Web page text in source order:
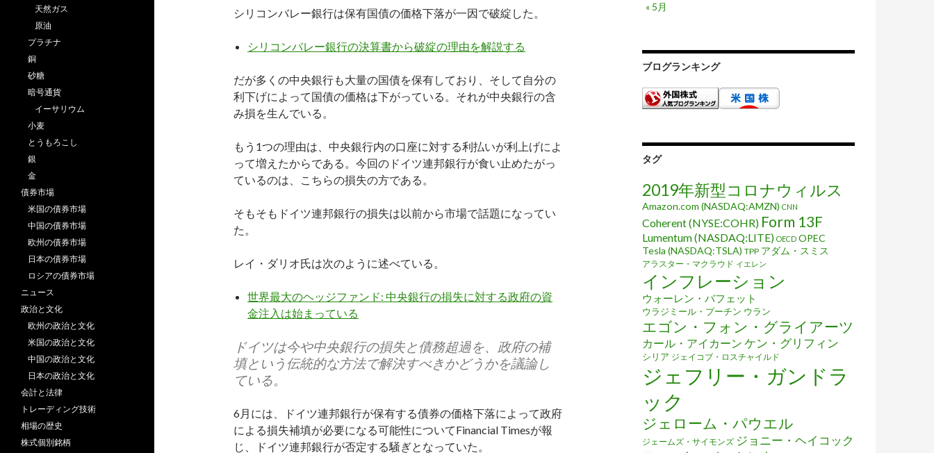
シリコンバレー銀行は保有国債の価格下落が一因で破綻した。
シリコンバレー銀行の決算書から破綻の理由を解説する
だが多くの中央銀行も大量の国債を保有しており、そして自分の
利下げによって国債の価格は下がっている。それが中央銀行の含
み損を生んでいる。
もう1つの理由は、中央銀行内の口座に対する利払いが利上げによ
って増えたからである。今回のドイツ連邦銀行が食い止めたがっ
ているのは、こちらの損失の方である。
そもそもドイツ連邦銀行の損失は以前から市場で話題になってい
た。
レイ・ダリオ氏は次のように述べている。
世界最大のヘッジファンド: 中央銀行の損失に対する政府の資
金注入は始まっている
ドイツは今や中央銀行の損失と債務超過を、政府の補
填という伝統的な方法で解決すべきかどうかを議論し
ている。
6月には、ドイツ連邦銀行が保有する債券の価格下落によって政府
による損失補填が必要になる可能性についてFinancial Timesが報
じ、ドイツ連邦銀行が否定する騒ぎとなっていた。
« 5月
ブログランキング
タグ
2019年新型コロナウィルス
Amazon.com (NASDAQ:AMZN) CNN
Coherent (NYSE:COHR) Form 13F
Lumentum (NASDAQ:LITE) OECD OPEC
Tesla (NASDAQ:TSLA) TPP アダム・スミス
アラスター・マクラウド イエレン
インフレーション
ウォーレン・バフェット
ウラジミール・プーチン ウラン
エゴン・フォン・グライアーツ
カール・アイカーン ケン・グリフィン
シリア ジェイコブ・ロスチャイルド
ジェフリー・ガンドラ
ック
ジェローム・パウエル
ジェームズ・サイモンズ ジョニー・ヘイコック
天然ガス
原油
プラチナ
銅
砂糖
暗号通貨
イーサリウム
小麦
とうもろこし
銀
金
債券市場
米国の債券市場
中国の債券市場
欧州の債券市場
日本の債券市場
ロシアの債券市場
ニュース
政治と文化
欧州の政治と文化
米国の政治と文化
中国の政治と文化
日本の政治と文化
会計と法律
トレーディング技術
相場の歴史
株式個別銘柄